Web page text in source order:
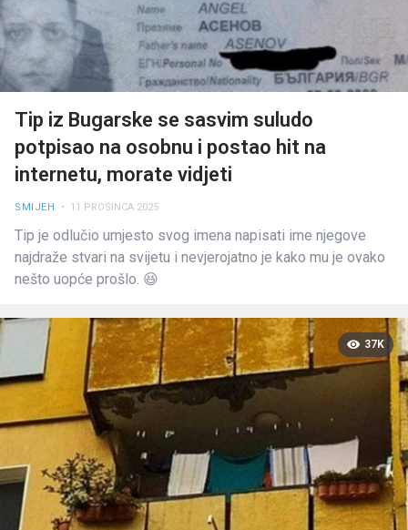
Tip iz Bugarske se sasvim suludo
potpisao na osobnu i postao hit na
internetu, morate vidjeti
SMIJEH • 11 PROSINCA 2025
Tip je odlučio umjesto svog imena napisati ime njegove
najdraže stvari na svijetu i nevjerojatno je kako mu je ovako
nešto uopće prošlo. 😆
37K